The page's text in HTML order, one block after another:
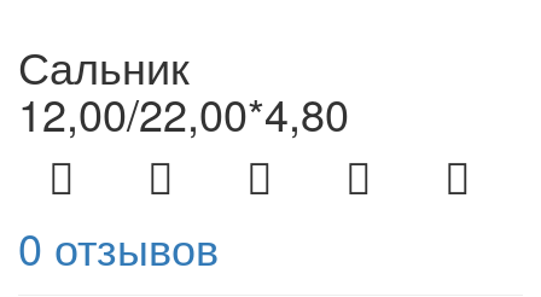
Сальник
12,00/22,00*4,80
0 отзывов